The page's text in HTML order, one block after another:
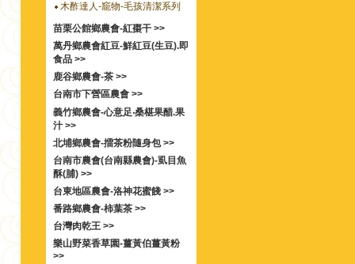
木酢達人-竉物-毛孩清潔系列
苗栗公館鄉農會-紅棗干 >>
萬丹鄉農會紅豆-鮮紅豆(生豆).即
食品 >>
鹿谷鄉農會-茶 >>
台南市下營區農會 >>
義竹鄉農會-心意足‧桑椹果醋.果
汁 >>
北埔鄉農會-擂茶粉隨身包 >>
台南市農會(台南縣農會)-虱目魚
酥(脯) >>
台東地區農會-洛神花蜜餞 >>
番路鄉農會-柿葉茶 >>
台灣肉乾王 >>
樂山野菜香草園-薑黃伯薑黃粉
>>